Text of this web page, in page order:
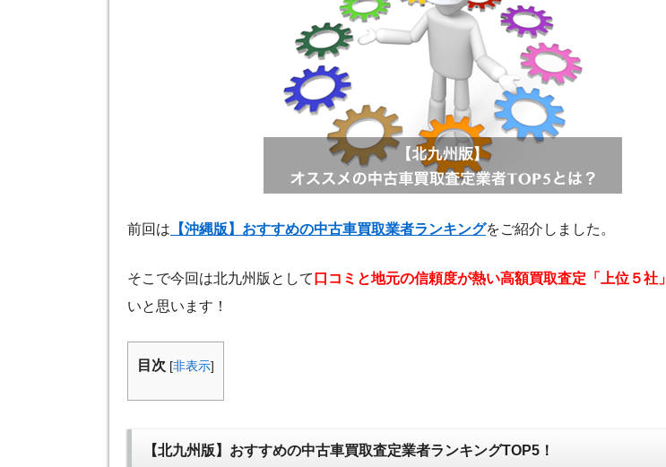
前回は 【沖縄版】おすすめの中古車買取業者ランキングをご紹介しました。
そこで今回は北九州版として 口コミと地元の信頼度が熱い高額買取査定「上位５社」
いと思います！
目次 [非表示]
【北九州版】おすすめの中古車買取査定業者ランキングTOP5！